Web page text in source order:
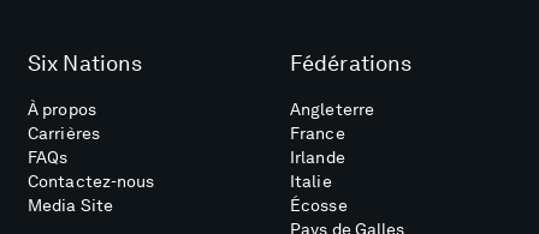
Six Nations
À propos
Carrières
FAQs
Contactez-nous
Media Site
Fédérations
Angleterre
France
Irlande
Italie
Écosse
Pays de Galles